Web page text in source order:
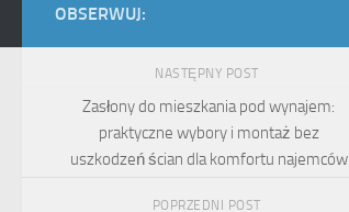
OBSERWUJ:
NASTĘPNY POST
Zasłony do mieszkania pod wynajem:
praktyczne wybory i montaż bez
uszkodzeń ścian dla komfortu najemców
POPRZEDNI POST